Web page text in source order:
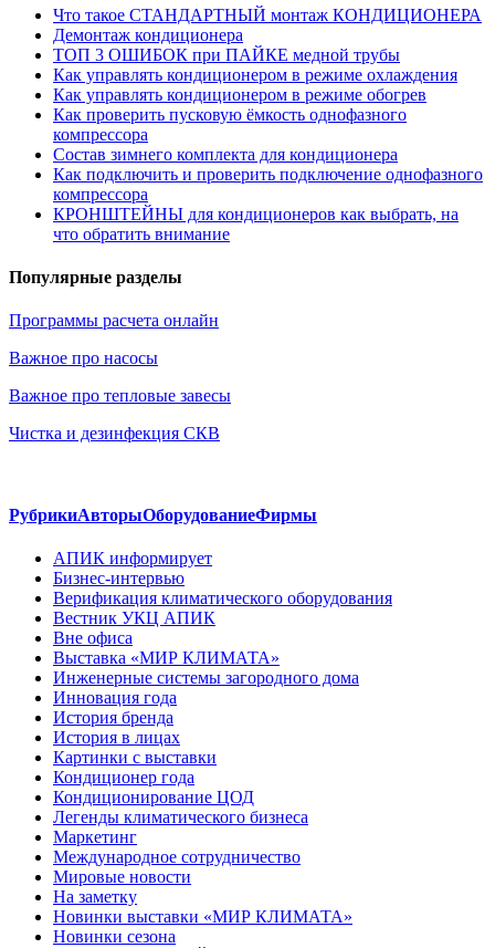
Что такое СТАНДАРТНЫЙ монтаж КОНДИЦИОНЕРА
Демонтаж кондиционера
ТОП 3 ОШИБОК при ПАЙКЕ медной трубы
Как управлять кондиционером в режиме охлаждения
Как управлять кондиционером в режиме обогрев
Как проверить пусковую ёмкость однофазного
компрессора
Состав зимнего комплекта для кондиционера
Как подключить и проверить подключение однофазного
компрессора
КРОНШТЕЙНЫ для кондиционеров как выбрать, на
что обратить внимание
Популярные разделы
Программы расчета онлайн
Важное про насосы
Важное про тепловые завесы
Чистка и дезинфекция СКВ
РубрикиАвторыОборудованиеФирмы
АПИК информирует
Бизнес-интервью
Верификация климатического оборудования
Вестник УКЦ АПИК
Вне офиса
Выставка «МИР КЛИМАТА»
Инженерные системы загородного дома
Инновация года
История бренда
История в лицах
Картинки с выставки
Кондиционер года
Кондиционирование ЦОД
Легенды климатического бизнеса
Маркетинг
Международное сотрудничество
Мировые новости
На заметку
Новинки выставки «МИР КЛИМАТА»
Новинки сезона